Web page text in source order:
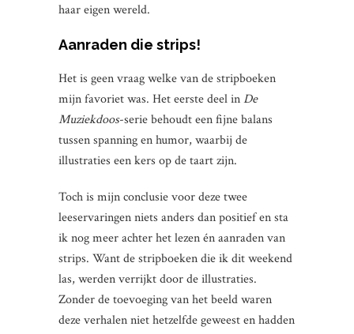
haar eigen wereld.
Aanraden die strips!
Het is geen vraag welke van de stripboeken
mijn favoriet was. Het eerste deel inDe
Muziekdoos-serie behoudt een fijne balans
tussen spanning en humor, waarbij de
illustraties een kers op de taart zijn.
Toch is mijn conclusie voor deze twee
leeservaringen niets anders dan positief en sta
ik nog meer achter het lezen én aanraden van
strips. Want de stripboeken die ik dit weekend
las, werden verrijkt door de illustraties.
Zonder de toevoeging van het beeld waren
deze verhalen niet hetzelfde geweest en hadden